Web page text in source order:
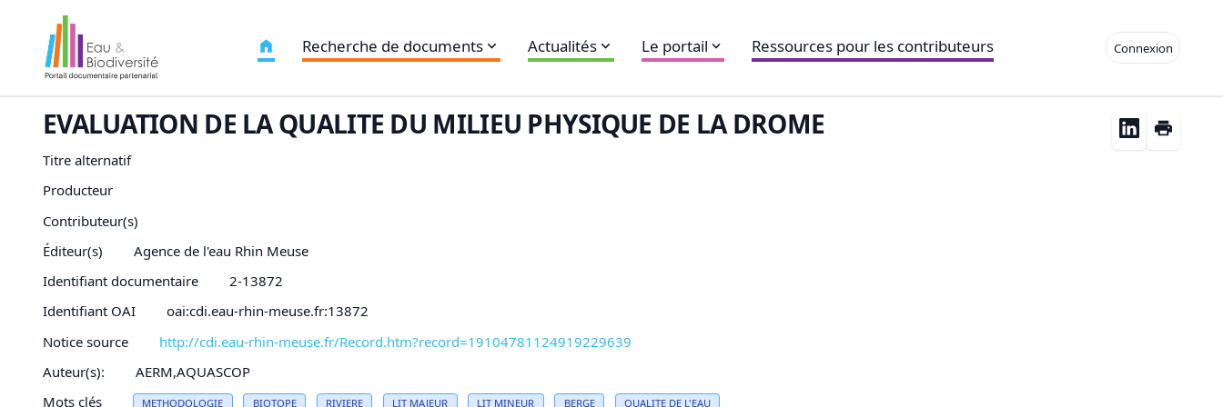
Connexion
Recherche de documents Actualités Le portail Ressources pour les contributeurs
EVALUATION DE LA QUALITE DU MILIEU PHYSIQUE DE LA DROME
Titre alternatif
Producteur
Contributeur(s)
Éditeur(s)
Agence de l'eau Rhin Meuse
Identifiant documentaire
2-13872
Identifiant OAI
oai:cdi.eau-rhin-meuse.fr:13872
Notice source
http://cdi.eau-rhin-meuse.fr/Record.htm?record=19104781124919229639
Auteur(s):
AERM,AQUASCOP
Mots clés
METHODOLOGIE BIOTOPE RIVIERE LIT MAJEUR LIT MINEUR BERGE QUALITE DE L'EAU